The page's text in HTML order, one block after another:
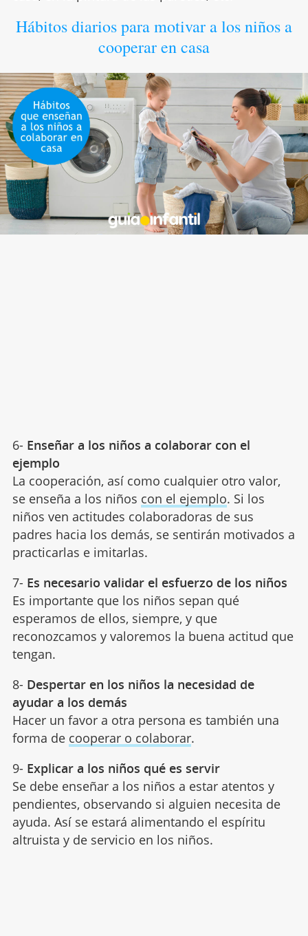
Hábitos diarios para motivar a los niños a
cooperar en casa
6- Enseñar a los niños a colaborar con el
ejemplo
La cooperación, así como cualquier otro valor,
se enseña a los niños con el ejemplo. Si los
niños ven actitudes colaboradoras de sus
padres hacia los demás, se sentirán motivados a
practicarlas e imitarlas.
7- Es necesario validar el esfuerzo de los niños
Es importante que los niños sepan qué
esperamos de ellos, siempre, y que
reconozcamos y valoremos la buena actitud que
tengan.
8- Despertar en los niños la necesidad de
ayudar a los demás
Hacer un favor a otra persona es también una
forma de cooperar o colaborar.
9- Explicar a los niños qué es servir
Se debe enseñar a los niños a estar atentos y
pendientes, observando si alguien necesita de
ayuda. Así se estará alimentando el espíritu
altruista y de servicio en los niños.